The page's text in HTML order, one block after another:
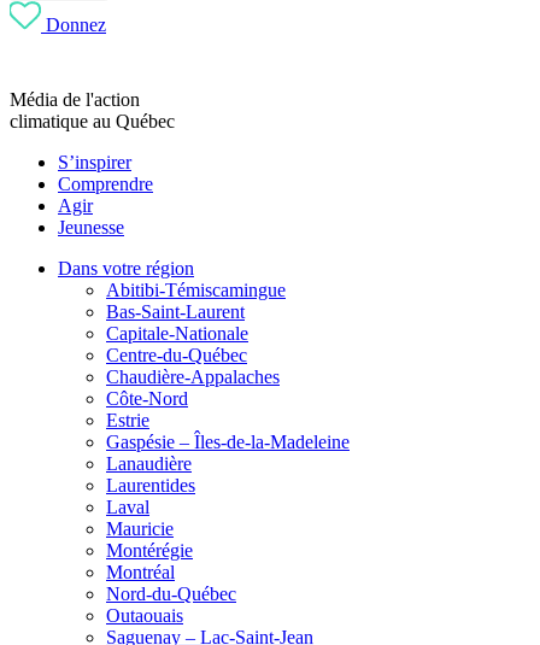
Donnez
Média de l'action
climatique au Québec
S’inspirer
Comprendre
Agir
Jeunesse
Dans votre région
Abitibi-Témiscamingue
Bas-Saint-Laurent
Capitale-Nationale
Centre-du-Québec
Chaudière-Appalaches
Côte-Nord
Estrie
Gaspésie – Îles-de-la-Madeleine
Lanaudière
Laurentides
Laval
Mauricie
Montérégie
Montréal
Nord-du-Québec
Outaouais
Saguenay – Lac-Saint-Jean